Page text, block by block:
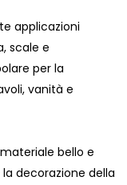
applicazioni
scale e
per la
vanità e
bello e
decorazione della